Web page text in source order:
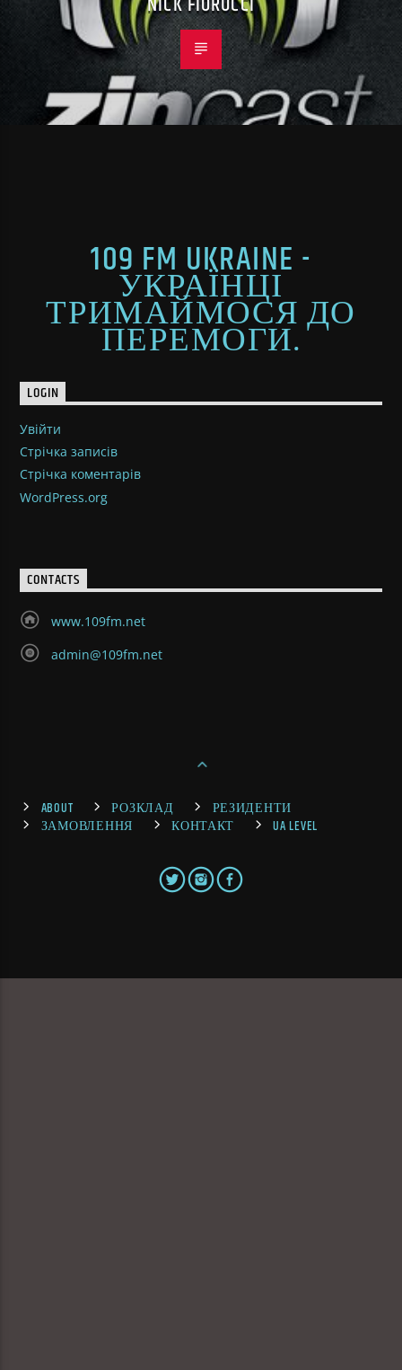
109 FM UKRAINE -
УКРАЇНЦІ
ТРИМАЙМОСЯ ДО
ПЕРЕМОГИ.
LOGIN
Увійти
Стрічка записів
Стрічка коментарів
WordPress.org
CONTACTS
www.109fm.net
admin@109fm.net
ABOUT РОЗКЛАД
РЕЗИДЕНТИ
ЗАМОВЛЕННЯ
КОНТАКТ UA LEVEL